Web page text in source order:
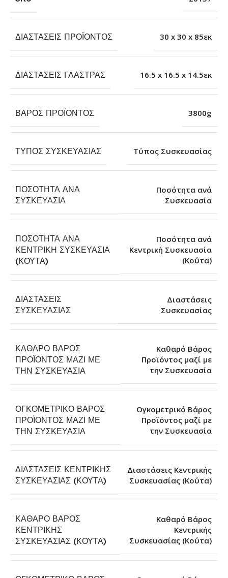
ΔΙΑΣΤΆΣΕΙΣ ΠΡΟΪΌΝΤΟΣ 30 x 30 x 85εκ
ΔΙΑΣΤΆΣΕΙΣ ΓΛΆΣΤΡΑΣ 16.5 x 16.5 x 14.5εκ
ΒΆΡΟΣ ΠΡΟΪΌΝΤΟΣ 3800g
ΤΎΠΟΣ ΣΥΣΚΕΥΑΣΊΑΣ Τύπος Συσκευασίας
ΠΟΣΌΤΗΤΑ ΑΝΆ
ΣΥΣΚΕΥΑΣΊΑ
Ποσότητα ανά
Συσκευασία
ΠΟΣΌΤΗΤΑ ΑΝΆ
ΚΕΝΤΡΙΚΉ ΣΥΣΚΕΥΑΣΊΑ
(ΚΟΎΤΑ)
Ποσότητα ανά
Κεντρική Συσκευασία
(Κούτα)
ΔΙΑΣΤΆΣΕΙΣ
ΣΥΣΚΕΥΑΣΊΑΣ
Διαστάσεις
Συσκευασίας
ΚΑΘΑΡΌ ΒΆΡΟΣ
ΠΡΟΪΌΝΤΟΣ ΜΑΖΊ ΜΕ
ΤΗΝ ΣΥΣΚΕΥΑΣΊΑ
Καθαρό Βάρος
Προϊόντος μαζί με
την Συσκευασία
ΟΓΚΟΜΕΤΡΙΚΌ ΒΆΡΟΣ
ΠΡΟΪΌΝΤΟΣ ΜΑΖΊ ΜΕ
ΤΗΝ ΣΥΣΚΕΥΑΣΊΑ
Ογκομετρικό Βάρος
Προϊόντος μαζί με
την Συσκευασία
ΔΙΑΣΤΆΣΕΙΣ ΚΕΝΤΡΙΚΉΣ
ΣΥΣΚΕΥΑΣΊΑΣ (ΚΟΎΤΑ)
Διαστάσεις Κεντρικής
Συσκευασίας (Κούτα)
ΚΑΘΑΡΌ ΒΆΡΟΣ
ΚΕΝΤΡΙΚΉΣ
ΣΥΣΚΕΥΑΣΊΑΣ (ΚΟΎΤΑ)
Καθαρό Βάρος
Κεντρικής
Συσκευασίας (Κούτα)